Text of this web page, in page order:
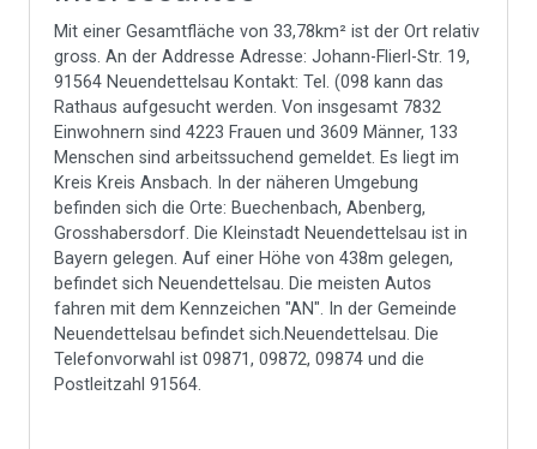
Mit einer Gesamtfläche von 33,78km² ist der Ort relativ
gross. An der Addresse Adresse: Johann-Flierl-Str. 19,
91564 Neuendettelsau Kontakt: Tel. (098 kann das
Rathaus aufgesucht werden. Von insgesamt 7832
Einwohnern sind 4223 Frauen und 3609 Männer, 133
Menschen sind arbeitssuchend gemeldet. Es liegt im
Kreis Kreis Ansbach. In der näheren Umgebung
befinden sich die Orte: Buechenbach, Abenberg,
Grosshabersdorf. Die Kleinstadt Neuendettelsau ist in
Bayern gelegen. Auf einer Höhe von 438m gelegen,
befindet sich Neuendettelsau. Die meisten Autos
fahren mit dem Kennzeichen "AN". In der Gemeinde
Neuendettelsau befindet sich.Neuendettelsau. Die
Telefonvorwahl ist 09871, 09872, 09874 und die
Postleitzahl 91564.